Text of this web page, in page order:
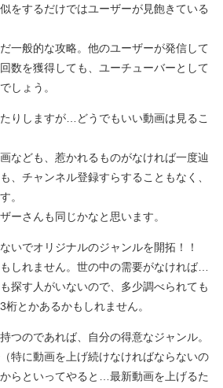
をするだけではユーザーが見飽きている
一般的な攻略。他のユーザーが発信して
数を獲得しても、ユーチューバーとして
しょう。
りしますが…どうでもいい動画は見るこ
なども、惹かれるものがなければ一度辿
、チャンネル登録すらすることもなく、
。
ーさんも同じかなと思います。
いでオリジナルのジャンルを開拓！！
しれません。世の中の需要がなければ…
探す人がいないので、多少調べられても
とかあるかもしれません。
つのであれば、自分の得意なジャンル。
特に動画を上げ続けなければならないの
らといってやると…最新動画を上げるた